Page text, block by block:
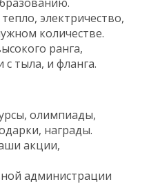
электричество,
количестве.
ранга,
тыла, и фланга.
олимпиады,
награды.
акции,
администрации